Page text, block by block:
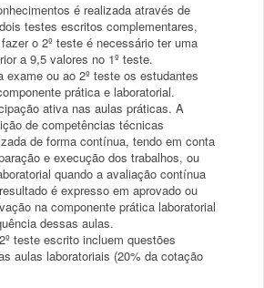
é realizada através de
testes escritos complementares,
o 2º teste é necessário ter uma
a 9,5 valores no 1º teste.
exame ou ao 2º teste os estudantes
prática e laboratorial.
ativa nas aulas práticas. A
de competências técnicas
de forma contínua, tendo em conta
e execução dos trabalhos, ou
quando a avaliação contínua
é expresso em aprovado ou
na componente prática laboratorial
dessas aulas.
teste escrito incluem questões
aulas laboratoriais (20% da cotação